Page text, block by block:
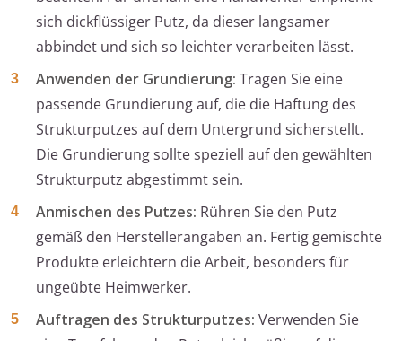
sich dickflüssiger Putz, da dieser langsamer
abbindet und sich so leichter verarbeiten lässt.
Anwenden der Grundierung: Tragen Sie eine
passende Grundierung auf, die die Haftung des
Strukturputzes auf dem Untergrund sicherstellt.
Die Grundierung sollte speziell auf den gewählten
Strukturputz abgestimmt sein.
Anmischen des Putzes: Rühren Sie den Putz
gemäß den Herstellerangaben an. Fertig gemischte
Produkte erleichtern die Arbeit, besonders für
ungeübte Heimwerker.
Auftragen des Strukturputzes: Verwenden Sie